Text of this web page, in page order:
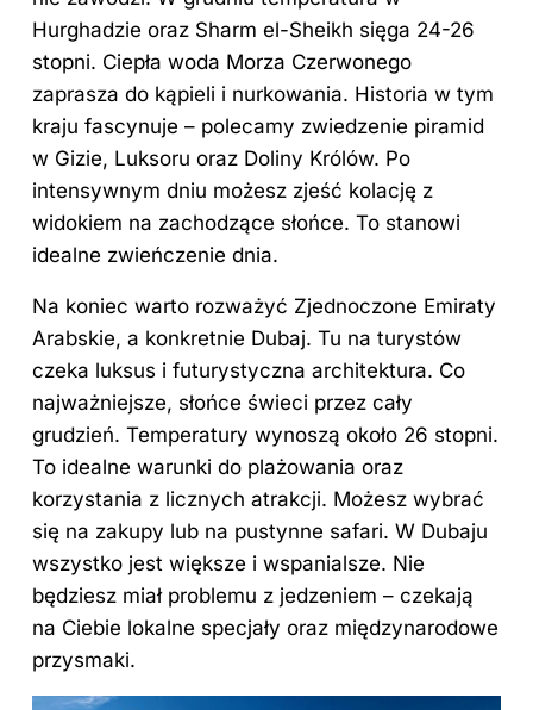
Hurghadzie oraz Sharm el-Sheikh sięga 24-26
stopni. Ciepła woda Morza Czerwonego
zaprasza do kąpieli i nurkowania. Historia w tym
kraju fascynuje – polecamy zwiedzenie piramid
w Gizie, Luksoru oraz Doliny Królów. Po
intensywnym dniu możesz zjeść kolację z
widokiem na zachodzące słońce. To stanowi
idealne zwieńczenie dnia.
Na koniec warto rozważyć Zjednoczone Emiraty
Arabskie, a konkretnie Dubaj. Tu na turystów
czeka luksus i futurystyczna architektura. Co
najważniejsze, słońce świeci przez cały
grudzień. Temperatury wynoszą około 26 stopni.
To idealne warunki do plażowania oraz
korzystania z licznych atrakcji. Możesz wybrać
się na zakupy lub na pustynne safari. W Dubaju
wszystko jest większe i wspanialsze. Nie
będziesz miał problemu z jedzeniem – czekają
na Ciebie lokalne specjały oraz międzynarodowe
przysmaki.